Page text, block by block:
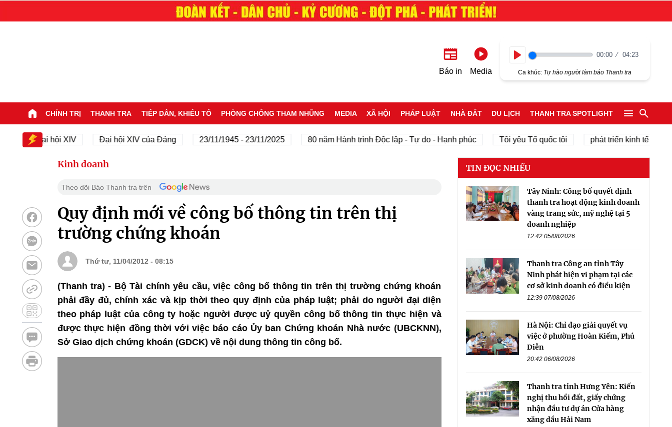
Báo in Media
00:00 04:23
Ca khúc: Tự hào người làm báo Thanh tra
CHÍNH TRỊ THANH TRA TIẾP DÂN, KHIẾU TỐ PHÒNG CHỐNG THAM NHŨNG MEDIA XÃ HỘI PHÁP LUẬT NHÀ ĐẤT DU LỊCH THANH TRA SPOTLIGHT
Đại hội XIV Đại hội XIV của Đảng 23/11/1945 - 23/11/2025 80 năm Hành trình Độc lập - Tự do - Hạnh phúc Tôi yêu Tổ quốc tôi phát triển kinh tế tư nhân
Kinh doanh
Theo dõi Báo Thanh tra trên
Quy định mới về công bố thông tin trên thị
trường chứng khoán
Thứ tư, 11/04/2012 - 08:15
(Thanh tra) - Bộ Tài chính yêu cầu, việc công bố thông tin trên thị trường chứng khoán
phải đầy đủ, chính xác và kịp thời theo quy định của pháp luật; phải do người đại diện
theo pháp luật của công ty hoặc người được uỷ quyền công bố thông tin thực hiện và
được thực hiện đồng thời với việc báo cáo Ủy ban Chứng khoán Nhà nước (UBCKNN),
Sở Giao dịch chứng khoán (GDCK) về nội dung thông tin công bố.
TIN ĐỌC NHIỀU
Tây Ninh: Công bố quyết định
thanh tra hoạt động kinh doanh
vàng trang sức, mỹ nghệ tại 5
doanh nghiệp
12:42 05/08/2026
Thanh tra Công an tỉnh Tây
Ninh phát hiện vi phạm tại các
cơ sở kinh doanh có điều kiện
12:39 07/08/2026
Hà Nội: Chỉ đạo giải quyết vụ
việc ở phường Hoàn Kiếm, Phú
Diễn
20:42 06/08/2026
Thanh tra tỉnh Hưng Yên: Kiến
nghị thu hồi đất, giấy chứng
nhận đầu tư dự án Cửa hàng
xăng dầu Hải Nam